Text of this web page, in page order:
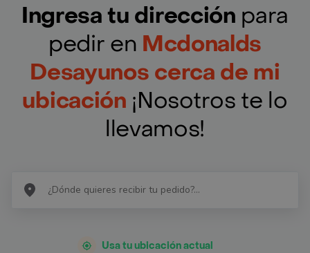
Ingresa tu dirección para
pedir en Mcdonalds
Desayunos cerca de mi
ubicación ¡Nosotros te lo
llevamos!
Usa tu ubicación actual